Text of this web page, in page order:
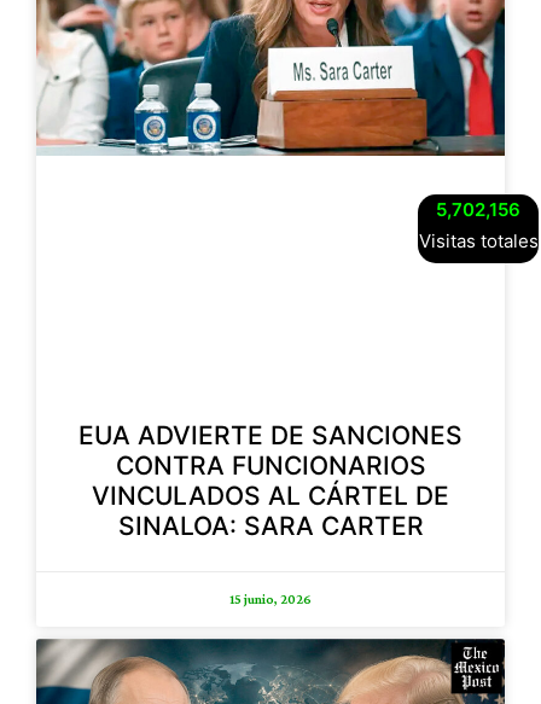
Visitas totales
5,702,156
EUA ADVIERTE DE SANCIONES
CONTRA FUNCIONARIOS
VINCULADOS AL CÁRTEL DE
SINALOA: SARA CARTER
15 junio, 2026